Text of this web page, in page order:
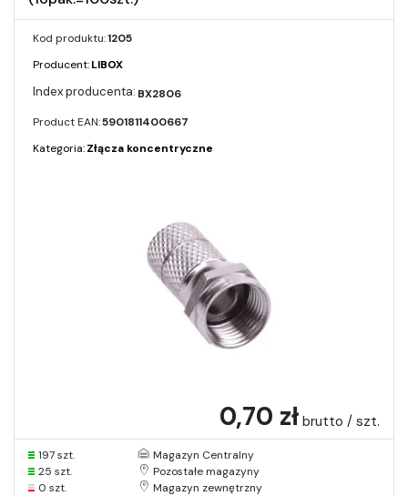
Kod produktu:1205
Producent:LIBOX
BX2806
Product EAN:5901811400667
Kategoria:Złącza koncentryczne
0,70 zł brutto / szt.
197 szt.
Magazyn Centralny
25 szt.
Pozostałe magazyny
0 szt.
Magazyn zewnętrzny